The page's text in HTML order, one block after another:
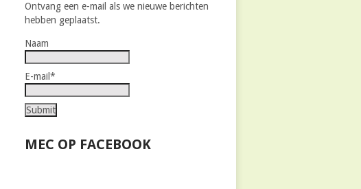
Ontvang een e-mail als we nieuwe berichten
hebben geplaatst.
Naam
E-mail*
MEC OP FACEBOOK